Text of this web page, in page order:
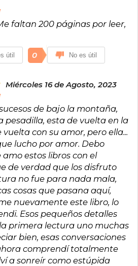
faltan 200 páginas por leer,
útil 0 No es útil
Miércoles 16 de Agosto, 2023
de bajo la montaña,
pesadilla, esta de vuelta en la
con su amor, pero ella...
lucho por amor. Debo
estos libros con el
de verdad que los disfruto
no fue para nada mala,
cosas que pasana aquí,
nuevamente este libro, lo
Esos pequeños detalles
primera lectura uno muchas
bien, esas conversaciones
comprendí totalmente
a sonreír como estúpida